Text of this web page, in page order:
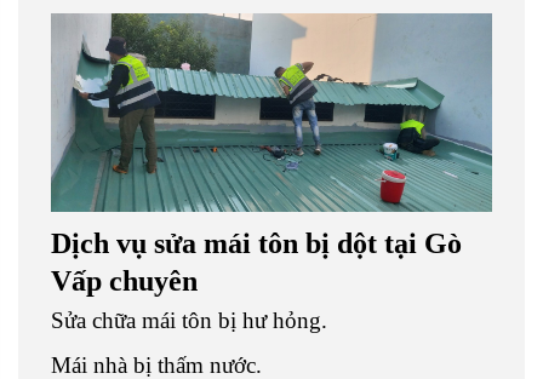
Dịch vụ sửa mái tôn bị dột tại Gò
Vấp chuyên
Sửa chữa mái tôn bị hư hỏng.
Mái nhà bị thấm nước.